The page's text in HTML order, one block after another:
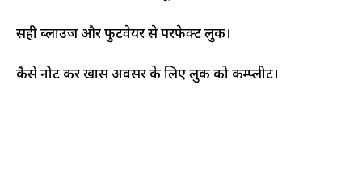
सही ब्लाउज और फुटवेयर से परफेक्ट लुक।
कैसे नोट करें खास अवसर के लिए लुक को कम्प्लीट।